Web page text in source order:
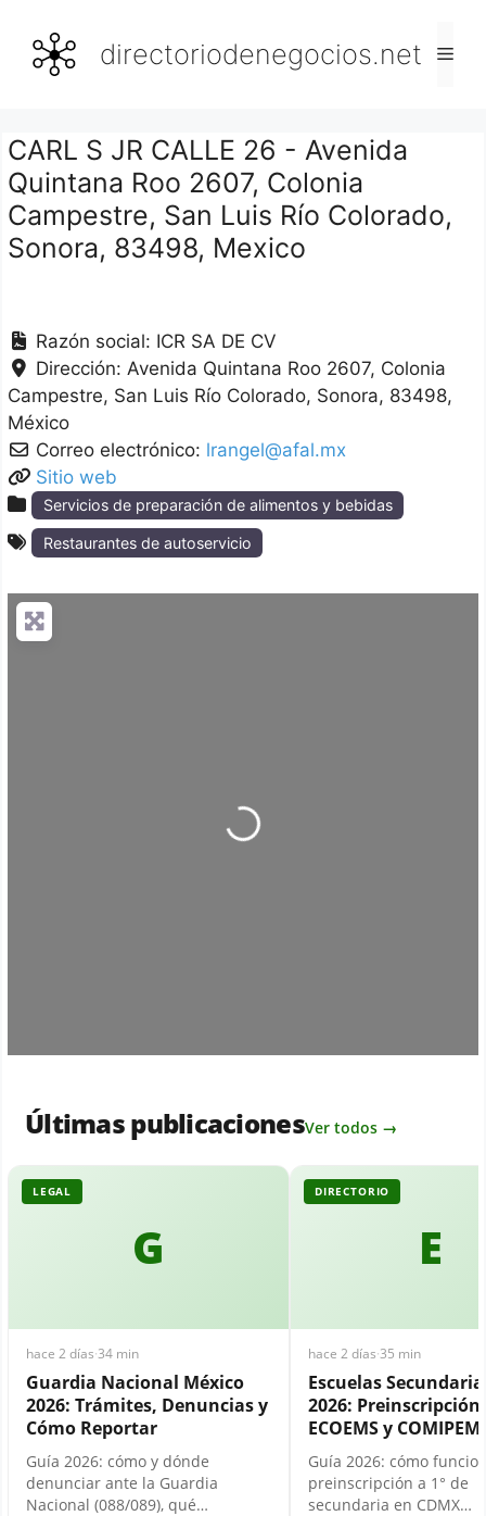
contenido
directoriodenegocios.net
CARL S JR CALLE 26 - Avenida
Quintana Roo 2607, Colonia
Campestre, San Luis Río Colorado,
Sonora, 83498, Mexico
Razón social: ICR SA DE CV
Dirección:Avenida Quintana Roo 2607, Colonia
Campestre San Luis Río Colorado Sonora 83498
México
Correo electrónico: lrangel@afal.mx
Sitio web
Servicios de preparación de alimentos y bebidas
Restaurantes de autoservicio
Loading...
Últimas publicacionesVer todos →
G
LEGAL
hace 2 días·34 min
Guardia Nacional México
2026: Trámites, Denuncias y
Cómo Reportar
Guía 2026: cómo y dónde
denunciar ante la Guardia
Nacional (088/089), qué…
E
DIRECTORIO
hace 2 días·35 min
Escuelas
2026: Preinscripción,
ECOEMS y
Guía 2026: cómo
preinscripción a 1° de
secundaria en CDMX…